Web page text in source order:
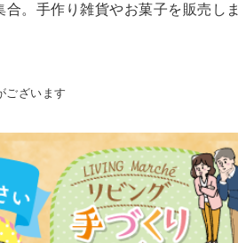
。手作り雑貨やお菓子を販売しま
ございます